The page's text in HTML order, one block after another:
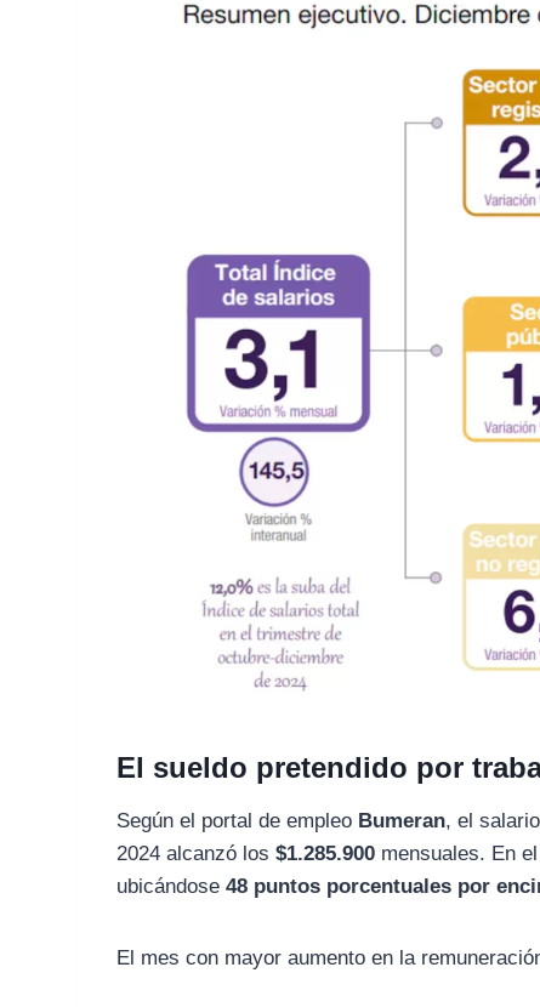
El sueldo pretendido por
Según el portal de empleo Bumeran, el
2024 alcanzó los$1.285.900 mensuales. En
ubicándose48 puntos porcentuales por
El mes con mayor aumento en la